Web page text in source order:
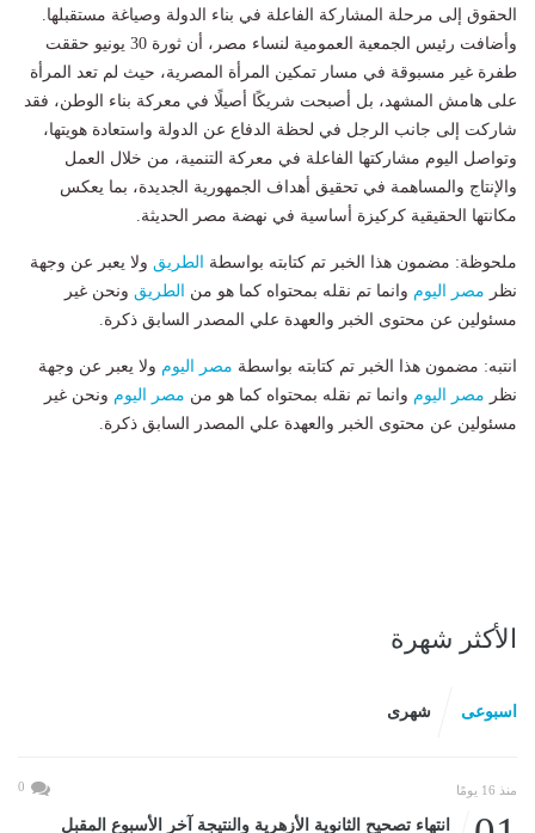
الحقوق إلى مرحلة المشاركة الفاعلة في بناء الدولة وصياغة مستقبلها.
وأضافت رئيس الجمعية العمومية لنساء مصر، أن ثورة 30 يونيو حققت
طفرة غير مسبوقة في مسار تمكين المرأة المصرية، حيث لم تعد المرأة
على هامش المشهد، بل أصبحت شريكًا أصيلًا في معركة بناء الوطن، فقد
شاركت إلى جانب الرجل في لحظة الدفاع عن الدولة واستعادة هويتها،
وتواصل اليوم مشاركتها الفاعلة في معركة التنمية، من خلال العمل
والإنتاج والمساهمة في تحقيق أهداف الجمهورية الجديدة، بما يعكس
مكانتها الحقيقية كركيزة أساسية في نهضة مصر الحديثة.
ملحوظة: مضمون هذا الخبر تم كتابته بواسطة الطريق ولا يعبر عن وجهة
نظر مصر اليوم وانما تم نقله بمحتواه كما هو من الطريق ونحن غير
مسئولين عن محتوى الخبر والعهدة علي المصدر السابق ذكرة.
انتبه: مضمون هذا الخبر تم كتابته بواسطة مصر اليوم ولا يعبر عن وجهة
نظر مصر اليوم وانما تم نقله بمحتواه كما هو من مصر اليوم ونحن غير
مسئولين عن محتوى الخبر والعهدة علي المصدر السابق ذكرة.
الأكثر شهرة
اسبوعى شهرى
منذ 16 يومًا 0
انتهاء تصحيح الثانوية الأزهرية والنتيجة آخر الأسبوع المقبل